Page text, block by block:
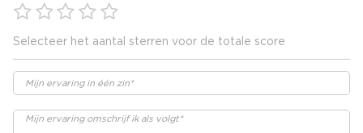
Selecteer het aantal sterren voor de totale score